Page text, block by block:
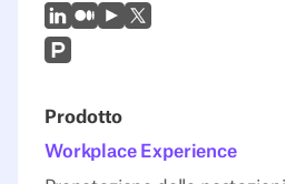
LinkedIn
MedioYoutubeX (Twitter)
Prodcut Hunt
Prodotto
Workplace Experience